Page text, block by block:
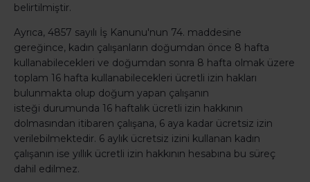
belirtilmiştir.
Ayrıca, 4857 sayılı İş Kanunu'nun 74. maddesine
gereğince, kadın çalışanların doğumdan önce 8 hafta
kullanabilecekleri ve doğumdan sonra 8 hafta olmak üzere
toplam 16 hafta kullanabilecekleri ücretli izin hakları
bulunmakta olup doğum yapan çalışanın
isteği durumunda 16 haftalık ücretli izin hakkının
dolmasından itibaren çalışana, 6 aya kadar ücretsiz izin
verilebilmektedir. 6 aylık ücretsiz izini kullanan kadın
çalışanın ise yıllık ücretli izin hakkının hesabına bu süreç
dahil edilmez.